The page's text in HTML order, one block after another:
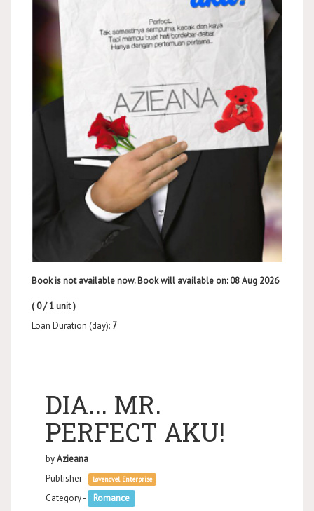
Book is not available now. Book will available on: 08 Aug 2026
( 0 / 1 unit )
Loan Duration (day): 7
DIA... MR.
PERFECT AKU!
byAzieana
Publisher -
Lovenovel Enterprise
Category - Romance